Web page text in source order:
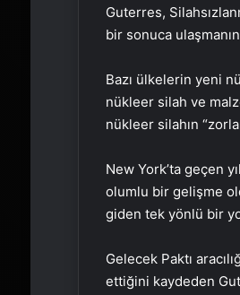
Guterres,
bir sonuca ulaşmanın
Bazı ülkelerin yeni
nükleer silah ve
nükleer silahın
New York’ta geçen
olumlu bir gelişme
giden tek yönlü bir
Gelecek Paktı
ettiğini kaydeden